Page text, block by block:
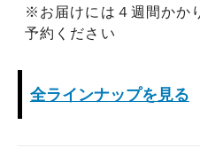
※お届けには４週間かか
予約ください
全ラインナップを見る